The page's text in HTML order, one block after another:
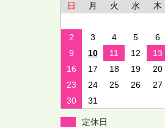
日
月 火 水 木
2
3 4 5 6
9
10 11 12 13
16
17 18 19 20
23
24 25 26 27
30
31
定休日